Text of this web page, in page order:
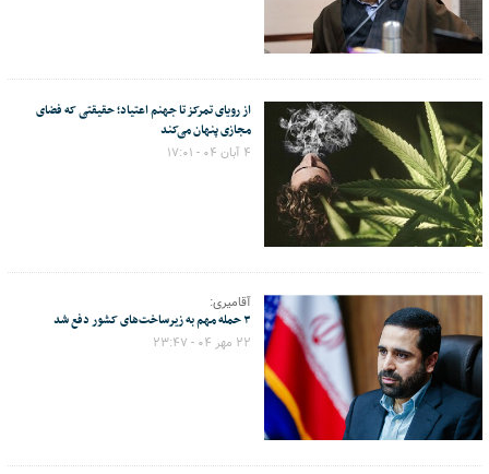
از رویای تمرکز تا جهنم اعتیاد؛ حقیقتی که فضای
مجازی پنهان می‌کند
۴ آبان ۰۴ - ۱۷:۰۱
آقامیری:
۳ حمله مهم به زیرساخت‌های کشور دفع شد
۲۲ مهر ۰۴ - ۲۳:۴۷